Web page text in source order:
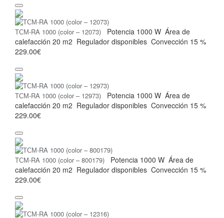
ТСМ-RA 1000 (color – 12073) Potencia 1000 W Área de
calefacción 20 m2 Regulador disponibles Convección 15 %
229.00€
ТСМ-RA 1000 (color – 12973) Potencia 1000 W Área de
calefacción 20 m2 Regulador disponibles Convección 15 %
229.00€
ТСМ-RA 1000 (color – 800179) Potencia 1000 W Área de
calefacción 20 m2 Regulador disponibles Convección 15 %
229.00€